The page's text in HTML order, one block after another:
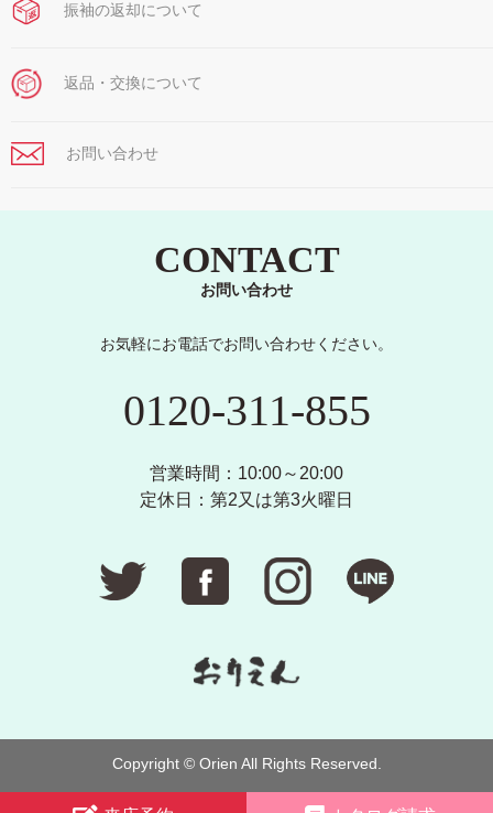
振袖の返却について
返品・交換について
お問い合わせ
CONTACT
お問い合わせ
お気軽にお電話でお問い合わせください。
0120-311-855
営業時間：10:00～20:00
定休日：第2又は第3火曜日
Copyright © Orien All Rights Reserved.